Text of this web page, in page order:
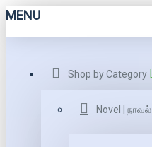
MENU
Shop by Category
Novel | நாவல்